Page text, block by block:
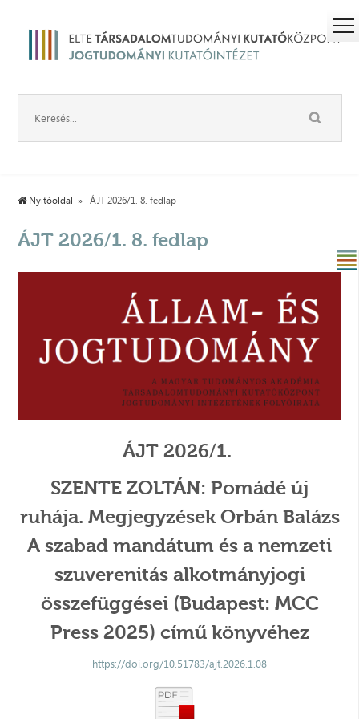
Nyitóoldal ÁJT 2026/1. 8. fedlap
ÁJT 2026/1. 8. fedlap
ÁJT 2026/1.
SZENTE ZOLTÁN: Pomádé új
ruhája. Megjegyzések Orbán Balázs
A szabad mandátum és a nemzeti
szuverenitás alkotmányjogi
összefüggései (Budapest: MCC
Press 2025) című könyvéhez
https://doi.org/10.51783/ajt.2026.1.08